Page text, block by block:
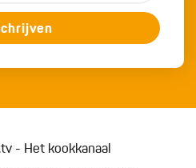
- Het kookkanaal